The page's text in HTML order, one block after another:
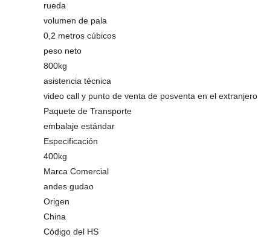
rueda
volumen de pala
0,2 metros cúbicos
peso neto
800kg
asistencia técnica
video call y punto de venta de posventa en el extranjero
Paquete de Transporte
embalaje estándar
Especificación
400kg
Marca Comercial
andes gudao
Origen
China
Código del HS